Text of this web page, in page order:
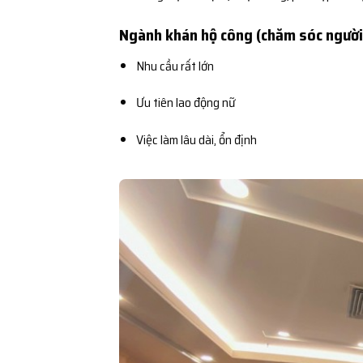
Ngành khán hộ công (chăm sóc
Nhu cầu rất lớn
Ưu tiên lao động nữ
Việc làm lâu dài, ổn định